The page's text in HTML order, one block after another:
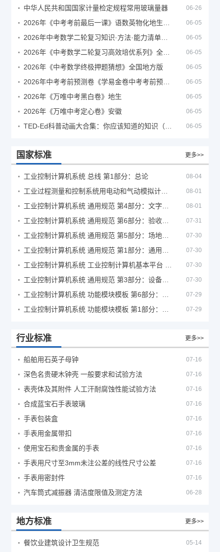
中华人民共和国国家计量检定规程常用玻璃量器 06-26
06-05
06-05
06-05
2026年《中考数学终极押题猜想》全国地方版 06-05
06-05
2026年《万唯中考黑白卷》地生 06-05
2026年《万唯中考定心卷》安徽 06-05
06-05
国家标准 更多>>
工业控制计算机系统 总线 第1部分：总论 08-04
08-01
08-01
07-31
07-30
07-30
07-30
07-30
07-29
07-29
行业标准 更多>>
船舶用石英子母钟 07-16
深色名贵硬木钟壳 一般要求和试验方法 07-16
表壳体及其附件 人工汗耐腐蚀性能试验方法 07-16
合成蓝宝石手表玻璃 07-16
手表包装盒 07-16
手表用金属带扣 07-16
使用宝石和贵金属的手表 07-16
手表用尺寸至3mm未注公差的线性尺寸公差 07-16
手表用密封件 07-16
汽车筒式减振器 清洁度限值及测定方法 06-28
地方标准 更多>>
餐饮业建筑设计卫生规范 05-14